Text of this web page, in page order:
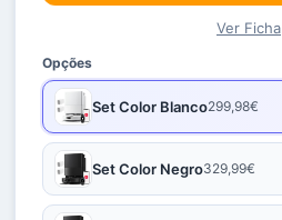
Ver Ficha
Opções
Set Color Blanco299,98€
Set Color Negro329,99€